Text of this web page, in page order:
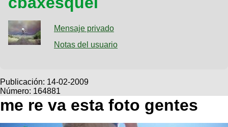
Galeria
XC
Viajes
Descenso
SUBÃ
tu
Buscar
Ultimos
Fotos
BicicleterÃ­
as
Bicicletas
Tandem
Videos
Cicloturismo
Mensaje privado
Notas del usuario
Publicación: 14-02-2009
Número: 164881
me re va esta foto gentes